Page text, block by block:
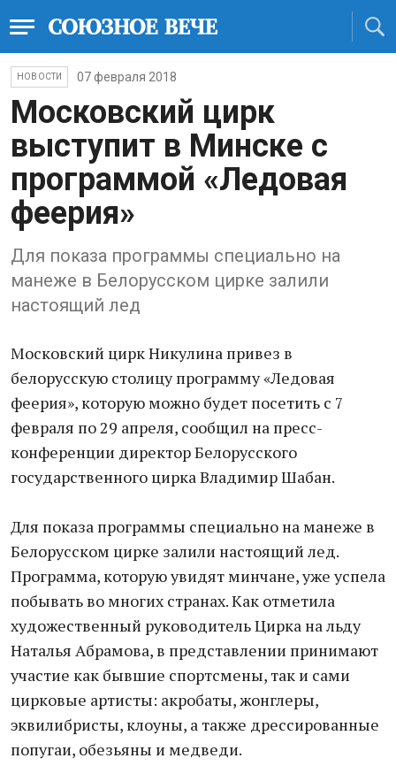
НОВОСТИ 07 февраля 2018
Московский цирк
выступит в Минске с
программой «Ледовая
феерия»
Для показа программы специально на
манеже в Белорусском цирке залили
настоящий лед
Московский цирк Никулина привез в
белорусскую столицу программу «Ледовая
феерия», которую можно будет посетить с 7
февраля по 29 апреля, сообщил на пресс-
конференции директор Белорусского
государственного цирка Владимир Шабан.
Для показа программы специально на манеже в
Белорусском цирке залили настоящий лед.
Программа, которую увидят минчане, уже успела
побывать во многих странах. Как отметила
художественный руководитель Цирка на льду
Наталья Абрамова, в представлении принимают
участие как бывшие спортсмены, так и сами
цирковые артисты: акробаты, жонглеры,
эквилибристы, клоуны, а также дрессированные
попугаи, обезьяны и медведи.